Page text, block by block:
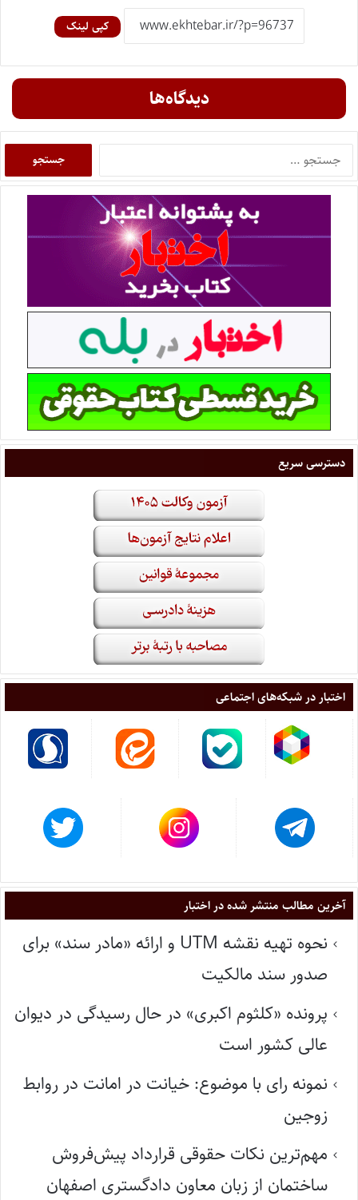
کپی لینک
دیدگاه‌ها
دسترسی سریع
اختبار در شبکه‌های اجتماعی
آخرین مطالب منتشر شده در اختبار
نحوه تهیه نقشه UTM و ارائه «مادر سند» برای
صدور سند مالکیت
پرونده «کلثوم اکبری» در حال رسیدگی در دیوان
عالی کشور است
نمونه رای با موضوع: خیانت در امانت در روابط
زوجین
مهم‌ترین نکات حقوقی قرارداد پیش‌فروش
ساختمان از زبان معاون دادگستری اصفهان